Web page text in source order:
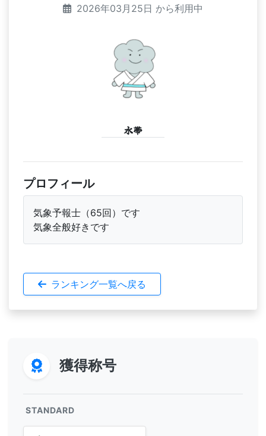
2026年03月25日 から利用中
水帯
プロフィール
気象予報士（65回）です
気象全般好きです
ランキング一覧へ戻る
獲得称号
STANDARD